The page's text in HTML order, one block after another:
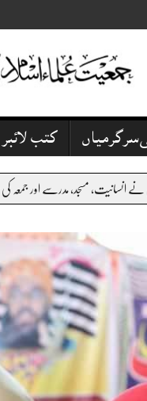
سرگرمیاں کتب
کی،کے پی کے میں بدامنی پر